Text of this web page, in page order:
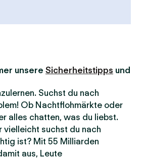
unsere Sicherheitstipps und
Suchst du nach
Ob Nachtflohmärkte oder
alles chatten, was du liebst.
vielleicht suchst du nach
ist? Mit 55 Milliarden
aus, Leute